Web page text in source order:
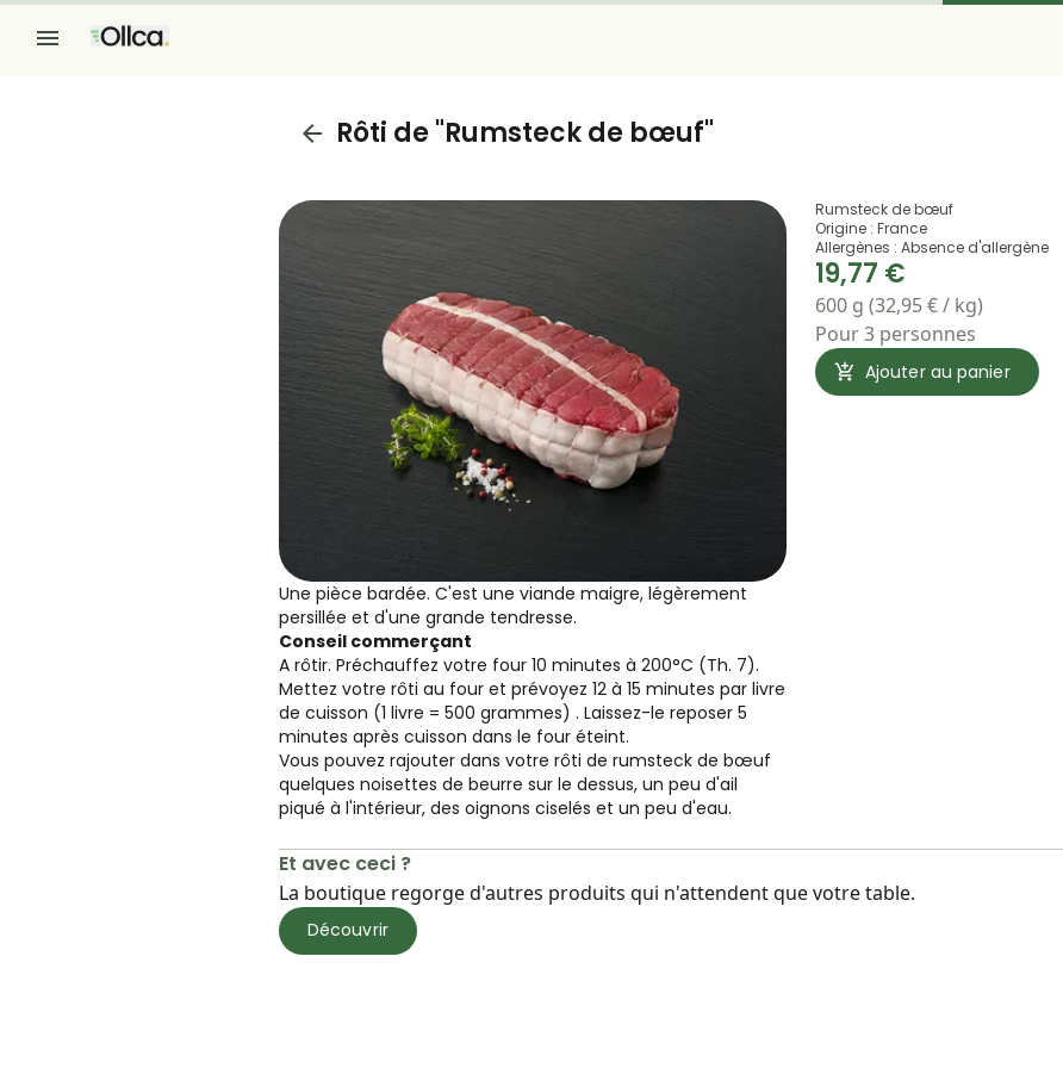
Rôti de "Rumsteck de bœuf"
Une pièce bardée. C'est une viande maigre, légèrement
persillée et d'une grande tendresse.
Conseil commerçant
A rôtir. Préchauffez votre four 10 minutes à 200°C (Th. 7).
Mettez votre rôti au four et prévoyez 12 à 15 minutes par livre
de cuisson (1 livre = 500 grammes) . Laissez-le reposer 5
minutes après cuisson dans le four éteint.
Vous pouvez rajouter dans votre rôti de rumsteck de bœuf
quelques noisettes de beurre sur le dessus, un peu d'ail
piqué à l'intérieur, des oignons ciselés et un peu d'eau.
Rumsteck de bœuf
Origine : France
Allergènes : Absence d'allergène
19,77 €
600 g (32,95 € / kg)
Pour 3 personnes
Ajouter au panier
Et avec ceci ?
La boutique regorge d'autres produits qui n'attendent que votre table.
Découvrir